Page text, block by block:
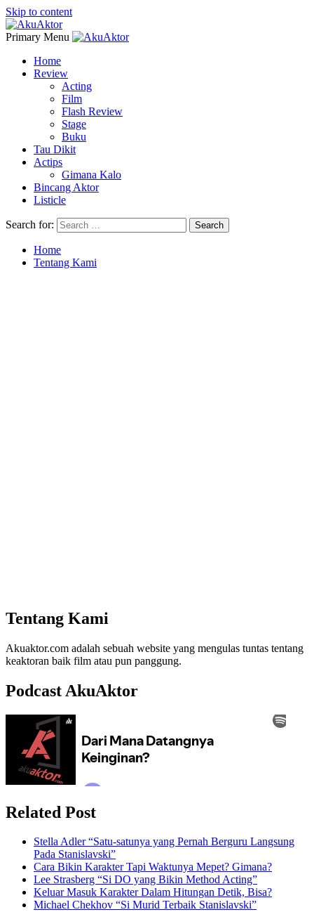
Skip to content
Primary Menu
Home
Review
Acting
Film
Flash Review
Stage
Buku
Tau Dikit
Actips
Gimana Kalo
Bincang Aktor
Listicle
Search for:
Home
Tentang Kami
Tentang Kami
Akuaktor.com adalah sebuah website yang mengulas tuntas tentang
keaktoran baik film atau pun panggung.
Podcast AkuAktor
Related Post
Stella Adler “Satu-satunya yang Pernah Berguru Langsung
Pada Stanislavski”
Cara Bikin Karakter Tapi Waktunya Mepet? Gimana?
Lee Strasberg “Si DO yang Bikin Method Acting”
Keluar Masuk Karakter Dalam Hitungan Detik, Bisa?
Michael Chekhov “Si Murid Terbaik Stanislavski”